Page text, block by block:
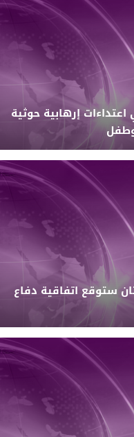
في اعتداءات إرهابية حوثية
ستوقع اتفاقية دفاع